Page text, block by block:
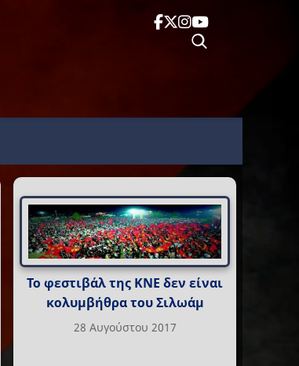
Το φεστιβάλ της ΚΝΕ δεν είναι
κολυμβήθρα του Σιλωάμ
28 Αυγούστου 2017